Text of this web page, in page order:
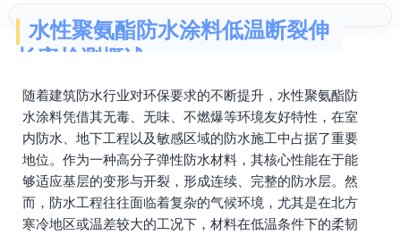
水性聚氨酯防水涂料低温断裂伸
长率检测概述
随着建筑防水行业对环保要求的不断提升，水性聚氨酯防
水涂料凭借其无毒、无味、不燃爆等环境友好特性，在室
内防水、地下工程以及敏感区域的防水施工中占据了重要
地位。作为一种高分子弹性防水材料，其核心性能在于能
够适应基层的变形与开裂，形成连续、完整的防水层。然
而，防水工程往往面临着复杂的气候环境，尤其是在北方
寒冷地区或温差较大的工况下，材料在低温条件下的柔韧